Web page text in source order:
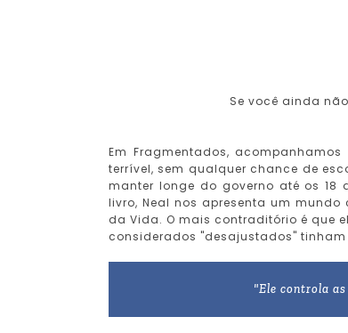
Se você ainda
Em Fragmentados,
terrível, sem qualquer chance de
manter longe do governo até os 18
livro, Neal nos apresenta um
da Vida. O mais contraditório é que
considerados "desajustados"
"Ele controla